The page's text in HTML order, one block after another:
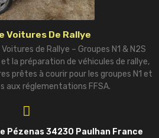
Voitures De Rallye
de Rallye – Groupes N1 & N2S
la préparation de véhicules de rallye,
prêtes à courir pour les groupes N1 et
aux réglementations FFSA.
Pézenas 34230 Paulhan France